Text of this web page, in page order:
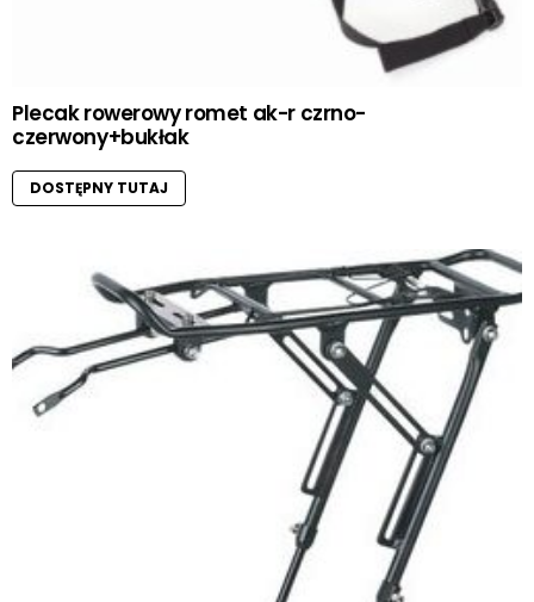
Plecak rowerowy romet ak-r czrno-
czerwony+bukłak
DOSTĘPNY TUTAJ